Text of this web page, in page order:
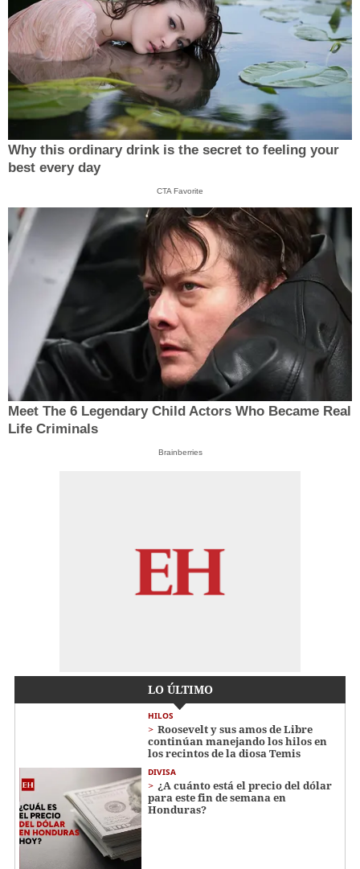
Why this ordinary drink is the secret to feeling your
best every day
CTA Favorite
Meet The 6 Legendary Child Actors Who Became Real
Life Criminals
Brainberries
LO ÚLTIMO
HILOS
Roosevelt y sus amos de Libre
continúan manejando los hilos en
los recintos de la diosa Temis
DIVISA
¿A cuánto está el precio del dólar
para este fin de semana en
Honduras?